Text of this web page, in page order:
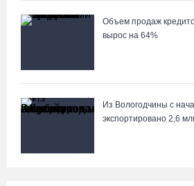
В Шекснинском округе утонул выпавший из
06.08.26 / 11:39
В поселке Щепье Бабаевского округа
Объем продаж
вырос на 64%
Из Вологодчины с
экспортировано 2,6